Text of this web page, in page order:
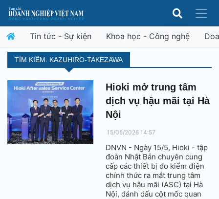
Tin tức - Sự kiện Khoa học - Công nghệ
TÌM KIẾM: KAZUHIRO-TAKEZAWA
Hioki mở trung tâm
dịch vụ hậu mãi tại Hà
Nội
15/05/2026 14:57
DNVN - Ngày 15/5, Hioki - tập
đoàn Nhật Bản chuyên cung
cấp các thiết bị đo kiểm điện
chính thức ra mắt trung tâm
dịch vụ hậu mãi (ASC) tại Hà
Nội, đánh dấu cột mốc quan